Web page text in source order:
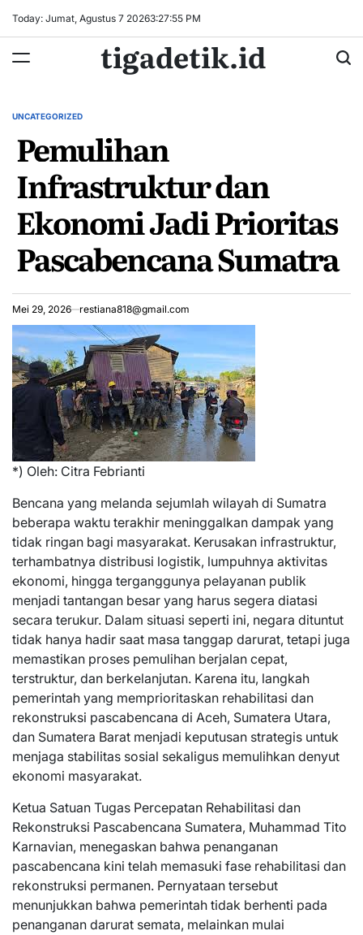
Today: Jumat, Agustus 7 20263:27:55 PM
tigadetik.id
POSTED
UNCATEGORIZED
Pemulihan
Infrastruktur dan
Ekonomi Jadi Prioritas
Pascabencana Sumatra
Mei 29, 2026 restiana818@gmail.com
*) Oleh: Citra Febrianti
Bencana yang melanda sejumlah wilayah di Sumatra
beberapa waktu terakhir meninggalkan dampak yang
tidak ringan bagi masyarakat. Kerusakan infrastruktur,
terhambatnya distribusi logistik, lumpuhnya aktivitas
ekonomi, hingga terganggunya pelayanan publik
menjadi tantangan besar yang harus segera diatasi
secara terukur. Dalam situasi seperti ini, negara dituntut
tidak hanya hadir saat masa tanggap darurat, tetapi juga
memastikan proses pemulihan berjalan cepat,
terstruktur, dan berkelanjutan. Karena itu, langkah
pemerintah yang memprioritaskan rehabilitasi dan
rekonstruksi pascabencana di Aceh, Sumatera Utara,
dan Sumatera Barat menjadi keputusan strategis untuk
menjaga stabilitas sosial sekaligus memulihkan denyut
ekonomi masyarakat.
Ketua Satuan Tugas Percepatan Rehabilitasi dan
Rekonstruksi Pascabencana Sumatera, Muhammad Tito
Karnavian, menegaskan bahwa penanganan
pascabencana kini telah memasuki fase rehabilitasi dan
rekonstruksi permanen. Pernyataan tersebut
menunjukkan bahwa pemerintah tidak berhenti pada
penanganan darurat semata, melainkan mulai